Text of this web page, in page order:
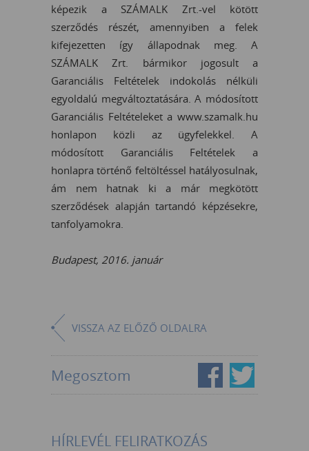
képezik a SZÁMALK Zrt.-vel kötött
szerződés részét, amennyiben a felek
kifejezetten így állapodnak meg. A
SZÁMALK Zrt. bármikor jogosult a
Garanciális Feltételek indokolás nélküli
egyoldalú megváltoztatására. A módosított
Garanciális Feltételeket a www.szamalk.hu
honlapon közli az ügyfelekkel. A
módosított Garanciális Feltételek a
honlapra történő feltöltéssel hatályosulnak,
ám nem hatnak ki a már megkötött
szerződések alapján tartandó képzésekre,
tanfolyamokra.
Budapest, 2016. január
VISSZA AZ ELŐZŐ OLDALRA
Megosztom
HÍRLEVÉL FELIRATKOZÁS